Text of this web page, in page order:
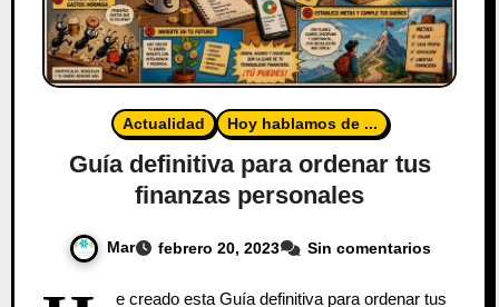
Actualidad Hoy hablamos de ...
Guía definitiva para ordenar tus
finanzas personales
Mar febrero 20, 2023 Sin comentarios
e creado esta Guía definitiva para ordenar tus